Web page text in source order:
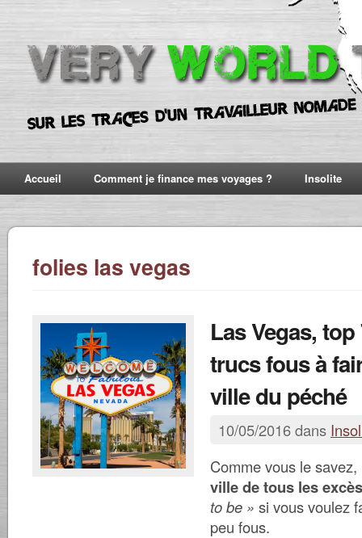
Accueil Comment je finance mes voyages ? Insolite
folies las vegas
Las Vegas, top
trucs fous à
ville du péché
10/05/2016 dans
Comme vous le
ville de tous les excès
to be » si vous voulez
peu fous.